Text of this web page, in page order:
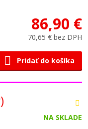
86,90 €
70,65 € bez DPH
Pridať do košíka
NA SKLADE